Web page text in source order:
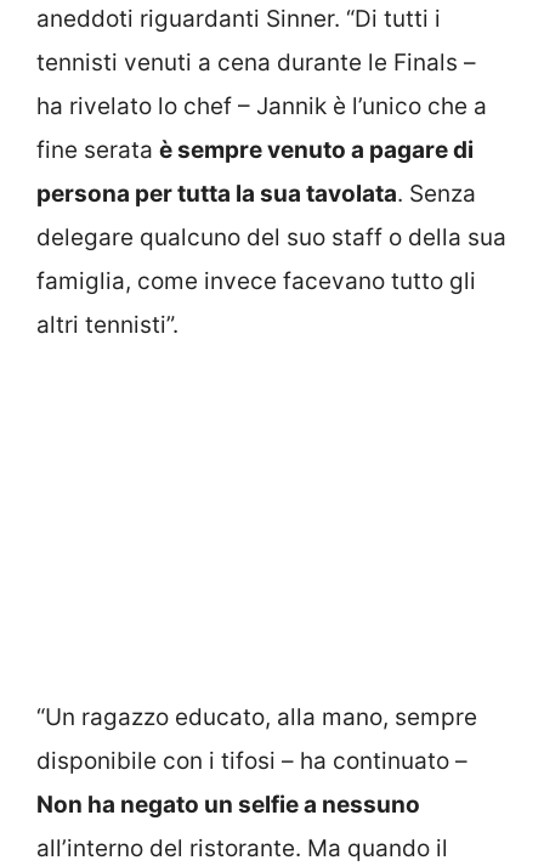
aneddoti riguardanti Sinner. “Di tutti i
tennisti venuti a cena durante le Finals –
ha rivelato lo chef – Jannik è l’unico che a
fine serata è sempre venuto a pagare di
persona per tutta la sua tavolata. Senza
delegare qualcuno del suo staff o della sua
famiglia, come invece facevano tutto gli
altri tennisti”.
“Un ragazzo educato, alla mano, sempre
disponibile con i tifosi – ha continuato –
Non ha negato un selfie a nessuno
all’interno del ristorante. Ma quando il